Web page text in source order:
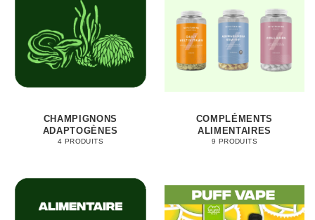
CHAMPIGNONS
ADAPTOGÈNES
4 PRODUITS
COMPLÉMENTS
ALIMENTAIRES
9 PRODUITS